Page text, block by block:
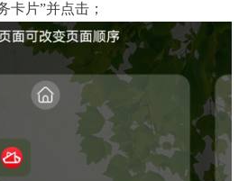
卡片”并点击；